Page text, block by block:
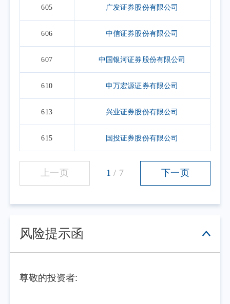
605 广发证券股份有限公司
606 中信证券股份有限公司
607 中国银河证券股份有限公司
610 申万宏源证券有限公司
613 兴业证券股份有限公司
615 国投证券股份有限公司
上一页 1 / 7 下一页
风险提示函
尊敬的投资者: